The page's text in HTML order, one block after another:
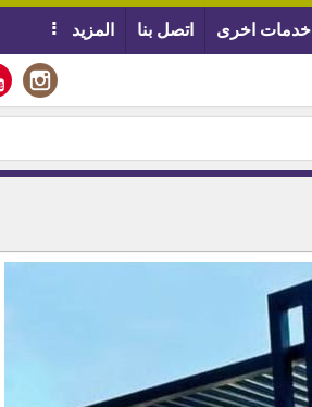
خدمات اخرى اتصل بنا المزيد